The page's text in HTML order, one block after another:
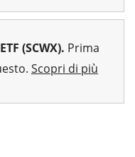
(SCWX). Prima
Scopri di più